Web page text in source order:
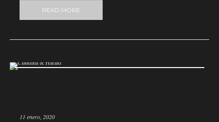
READ MORE
11 enero, 2020